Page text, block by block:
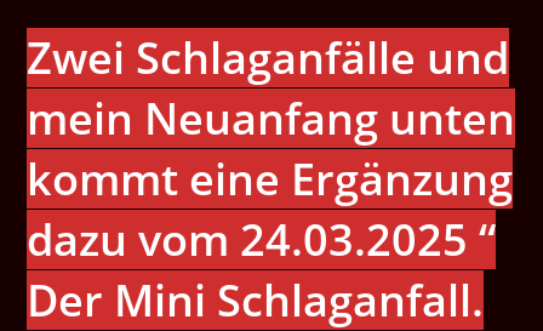
Zwei Schlaganfälle und
mein Neuanfang unten
kommt eine Ergänzung
dazu vom 24.03.2025 “
Der Mini Schlaganfall.